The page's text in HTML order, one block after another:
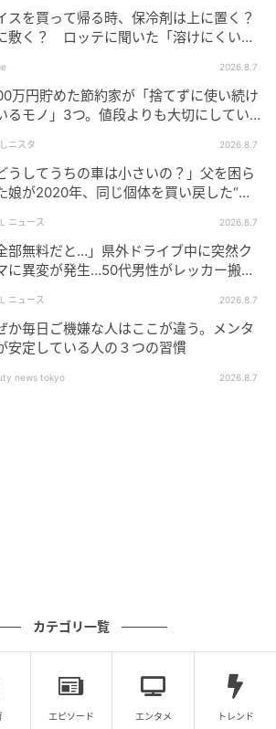
をさらに活用したいなら、この
』が欠かせません！メスティンの
の水を入れるだけで、簡単に蒸し
になるんです。
ツアツの蒸し料理は格別の美味し
揚げ物の油切りとしても大活躍し
）という手軽さで、いつものキャン
アップデート！
ら持っておかないと損をする、超
ですよ。
スを買って帰る時、保冷剤は上に置く？
敷く？ ロッテに聞いた「溶けにくい持
2026.8.7
万円貯めた節約家が「捨てずに使い続け
るモノ」3つ。値段よりも大切にしてい
ニスタ 2026.8.7
うしてうちの車は小さいの？」父を困ら
娘が2020年、同じ個体を買い戻した“意
ニュース 2026.8.7
部無料だと…」県外ドライブ中に突然ク
に異変が発生…50代男性がレッカー搬送
ニュース 2026.8.7
か毎日ご機嫌な人はここが違う。メンタ
安定している人の３つの習慣
news tokyo 2026.8.7
カテゴリ一覧
エピソード エンタメ トレンド